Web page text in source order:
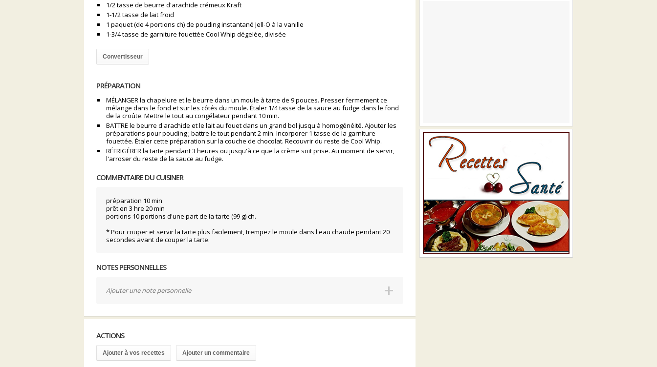
1/2 tasse de beurre d'arachide crémeux Kraft
1-1/2 tasse de lait froid
1 paquet (de 4 portions ch) de pouding instantané Jell-O à la vanille
1-3/4 tasse de garniture fouettée Cool Whip dégelée, divisée
Convertisseur
PRÉPARATION
MÉLANGER la chapelure et le beurre dans un moule à tarte de 9 pouces. Presser fermement ce
mélange dans le fond et sur les côtés du moule. Étaler 1/4 tasse de la sauce au fudge dans le fond
de la croûte. Mettre le tout au congélateur pendant 10 min.
BATTRE le beurre d'arachide et le lait au fouet dans un grand bol jusqu'à homogénéité. Ajouter les
préparations pour pouding ; battre le tout pendant 2 min. Incorporer 1 tasse de la garniture
fouettée. Étaler cette préparation sur la couche de chocolat. Recouvrir du reste de Cool Whip.
RÉFRIGÉRER la tarte pendant 3 heures ou jusqu'à ce que la crème soit prise. Au moment de servir,
l'arroser du reste de la sauce au fudge.
COMMENTAIRE DU CUISINER
préparation 10 min
prêt en 3 hre 20 min
portions 10 portions d'une part de la tarte (99 g) ch.
* Pour couper et servir la tarte plus facilement, trempez le moule dans l'eau chaude pendant 20
secondes avant de couper la tarte.
NOTES PERSONNELLES
Ajouter une note personnelle
ACTIONS
Ajouter à vos recettes Ajouter un commentaire